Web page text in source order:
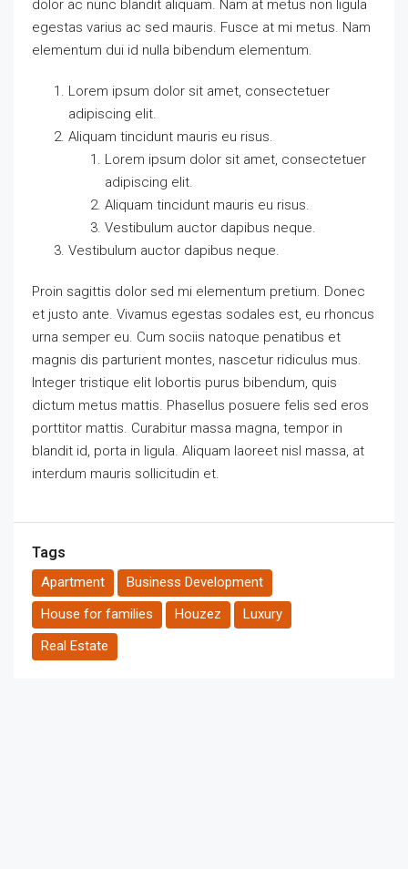
dolor ac nunc blandit aliquam. Nam at metus non ligula
egestas varius ac sed mauris. Fusce at mi metus. Nam
elementum dui id nulla bibendum elementum.
Lorem ipsum dolor sit amet, consectetuer
adipiscing elit.
Aliquam tincidunt mauris eu risus.
Lorem ipsum dolor sit amet, consectetuer
adipiscing elit.
Aliquam tincidunt mauris eu risus.
Vestibulum auctor dapibus neque.
Vestibulum auctor dapibus neque.
Proin sagittis dolor sed mi elementum pretium. Donec
et justo ante. Vivamus egestas sodales est, eu rhoncus
urna semper eu. Cum sociis natoque penatibus et
magnis dis parturient montes, nascetur ridiculus mus.
Integer tristique elit lobortis purus bibendum, quis
dictum metus mattis. Phasellus posuere felis sed eros
porttitor mattis. Curabitur massa magna, tempor in
blandit id, porta in ligula. Aliquam laoreet nisl massa, at
interdum mauris sollicitudin et.
Tags
Apartment
Business Development
House for families
Houzez
Luxury
Real Estate